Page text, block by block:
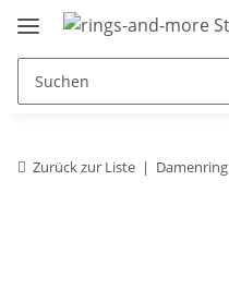
Zurück zur Liste Damenring